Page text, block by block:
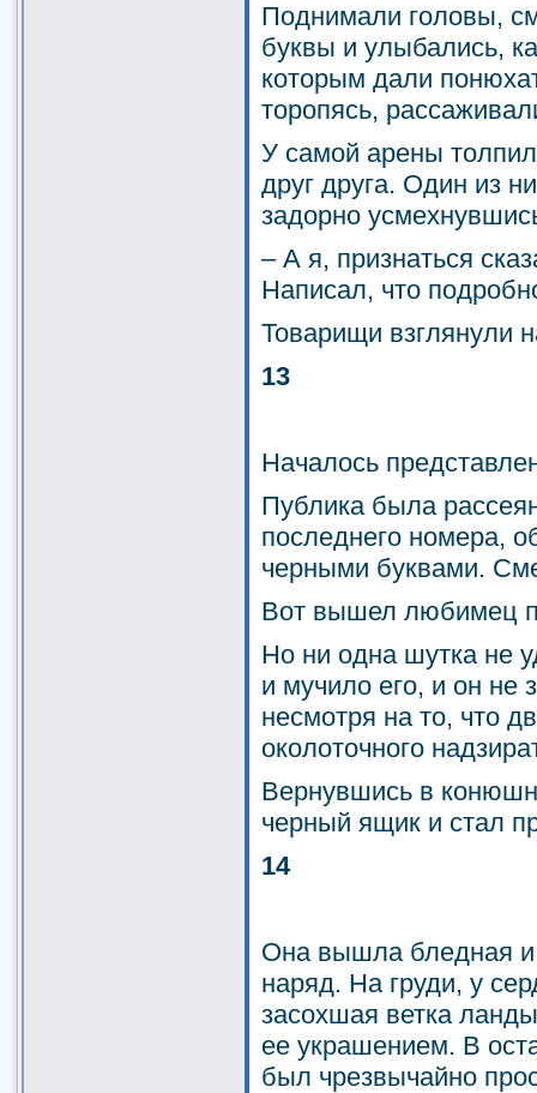
Поднимали головы,
буквы и улыбались,
которым дали
торопясь,
У самой арены
друг друга. Один из
задорно
– А я, признаться
Написал, что
Товарищи взглянули
13
Началось
Публика была
последнего номера,
черными буквами.
Вот вышел любимец
Но ни одна шутка не
и мучило его, и он не
несмотря на то, что
околоточного
Вернувшись в
черный ящик и стал
14
Она вышла бледная и
наряд. На груди, у
засохшая ветка
ее украшением. В
был чрезвычайно